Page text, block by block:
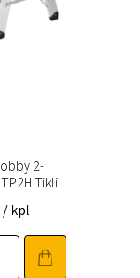
2-
Tikli
/ kpl